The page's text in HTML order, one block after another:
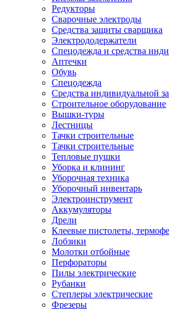
Редукторы
Сварочные электроды
Средства защиты сварщика
Электрододержатели
Спецодежда и средства
Аптечки
Обувь
Спецодежда
Средства индивидуальной
Строительное оборудование
Вышки-туры
Лестницы
Тачки строительные
Тачки строительные
Тепловые пушки
Уборка и клининг
Уборочная техника
Уборочный инвентарь
Электроинструмент
Аккумуляторы
Дрели
Клеевые пистолеты,
Лобзики
Молотки отбойные
Перфораторы
Пилы электрические
Рубанки
Степлеры электрические
Фрезеры